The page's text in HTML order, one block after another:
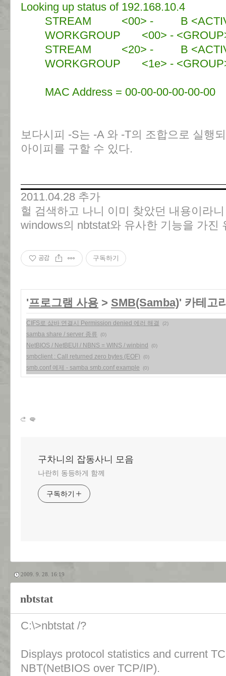
Looking up status of 192.168.10.4
STREAM <00> - B
WORKGROUP <00> - <GROUP>
STREAM <20> - B
WORKGROUP <1e> - <GROUP>
MAC Address = 00-00-00-00-00-00
보다시피 -S는 -A 와 -T의 조합으로 실행
아이피를 구할 수 있다.
2011.04.28 추가
헐 검색하고 나니 이미 찾았던 내용이라
windows의 nbtstat와 유사한 기능을 가진
공감 구독하기
'프로그램 사용 > SMB(Samba)' 카테고
CIFS로 삼바 연결시 Permission denied 에러 해결 (2)
samba share / server 종류 (0)
NetBIOS / NetBEUI / NBNS = WINS / winbind (0)
smbclient : Call returned zero bytes (EOF) (0)
smb.conf 예제 - samba smb.conf example (0)
구차니의 잡동사니 모음
나란히 동등하게 함께
구독하기
2009. 9. 28. 16:19
nbtstat
C:\>nbtstat /?
Displays protocol statistics and current
NBT(NetBIOS over TCP/IP).